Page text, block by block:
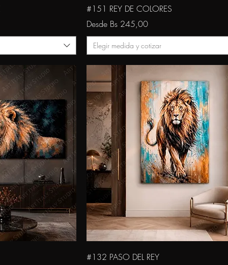
Vista rápida
#151 REY DE COLORES
Desde Bs 245,00
Precio de oferta
Elegir medida y cotizar
Vista rápida
#132 PASO DEL REY